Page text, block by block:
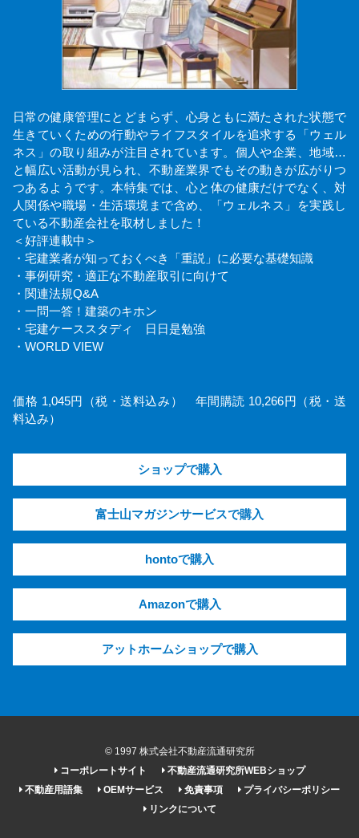
日常の健康管理にとどまらず、心身ともに満たされた状態で
生きていくための行動やライフスタイルを追求する「ウェル
ネス」の取り組みが注目されています。個人や企業、地域…
と幅広い活動が見られ、不動産業界でもその動きが広がりつ
つあるようです。本特集では、心と体の健康だけでなく、対
人関係や職場・生活環境まで含め、「ウェルネス」を実践し
ている不動産会社を取材しました！
＜好評連載中＞
・宅建業者が知っておくべき「重説」に必要な基礎知識
・事例研究・適正な不動産取引に向けて
・関連法規Q&A
・一問一答！建築のキホン
・宅建ケーススタディ 日日是勉強
・WORLD VIEW
価格 1,045円（税・送料込み） 年間購読 10,266円（税・送
料込み）
ショップで購入
富士山マガジンサービスで購入
hontoで購入
Amazonで購入
アットホームショップで購入
© 1997 株式会社不動産流通研究所
コーポレートサイト
不動産流通研究所WEBショップ
不動産用語集
OEMサービス 免責事項
プライバシーポリシー
リンクについて